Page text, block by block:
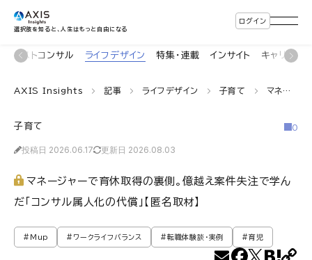
選択肢を知ると、人生はもっと自由になる
ログイン
ポストコンサル ライフデザイン 特集・連載 インサイト キャリアナ
AXIS Insights 記事 ライフデザイン 子育て マネージャーで育休取得の裏側。億越え案件失注で学んだ「コンサル属人化の代償」【匿名取材】
子育て
投稿日 2026.06.17 更新日 2026.08.03
0
マネージャーで育休取得の裏側。億越え案件失注で学ん
だ「コンサル属人化の代償」【匿名取材】
#Mup #ワークライフバランス #転職体験談・実例 #育児